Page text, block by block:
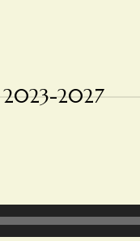
2027